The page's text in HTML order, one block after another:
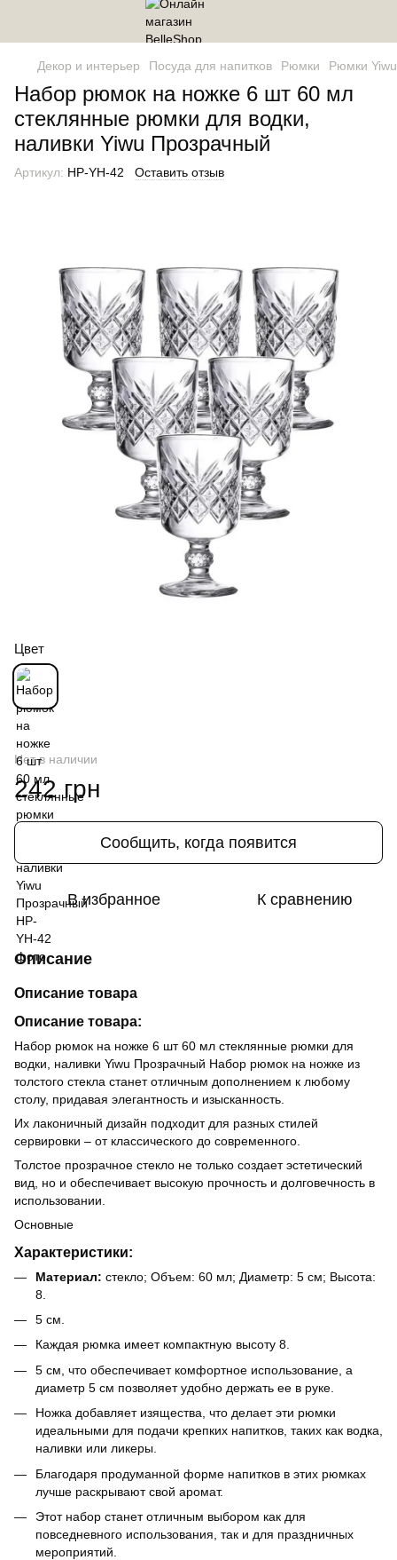
Декор и интерьер Посуда для напитков Рюмки Рюмки Yiwu
Набор рюмок на ножке 6 шт 60 мл
стеклянные рюмки для водки,
наливки Yiwu Прозрачный
Артикул: HP-YH-42 Оставить отзыв
Цвет
Нет в наличии
242 грн
Сообщить, когда появится
В избранное К сравнению
Описание
Описание товара
Описание товара:
Набор рюмок на ножке 6 шт 60 мл стеклянные рюмки для
водки, наливки Yiwu Прозрачный Набор рюмок на ножке из
толстого стекла станет отличным дополнением к любому
столу, придавая элегантность и изысканность.
Их лаконичный дизайн подходит для разных стилей
сервировки – от классического до современного.
Толстое прозрачное стекло не только создает эстетический
вид, но и обеспечивает высокую прочность и долговечность в
использовании.
Основные
Характеристики:
Материал: стекло; Объем: 60 мл; Диаметр: 5 см; Высота:
8.
5 см.
Каждая рюмка имеет компактную высоту 8.
5 см, что обеспечивает комфортное использование, а
диаметр 5 см позволяет удобно держать ее в руке.
Ножка добавляет изящества, что делает эти рюмки
идеальными для подачи крепких напитков, таких как водка,
наливки или ликеры.
Благодаря продуманной форме напитков в этих рюмках
лучше раскрывают свой аромат.
Этот набор станет отличным выбором как для
повседневного использования, так и для праздничных
мероприятий.